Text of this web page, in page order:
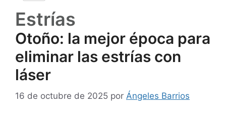
Estrías
Otoño: la mejor época para
eliminar las estrías con
láser
16 de octubre de 2025 por Ángeles Barrios